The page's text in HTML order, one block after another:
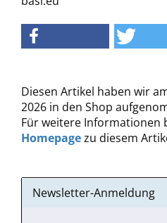
Diesen Artikel haben wir
2026 in den Shop
Für weitere Informationen
Homepagezu diesem
Newsletter-Anmeldung